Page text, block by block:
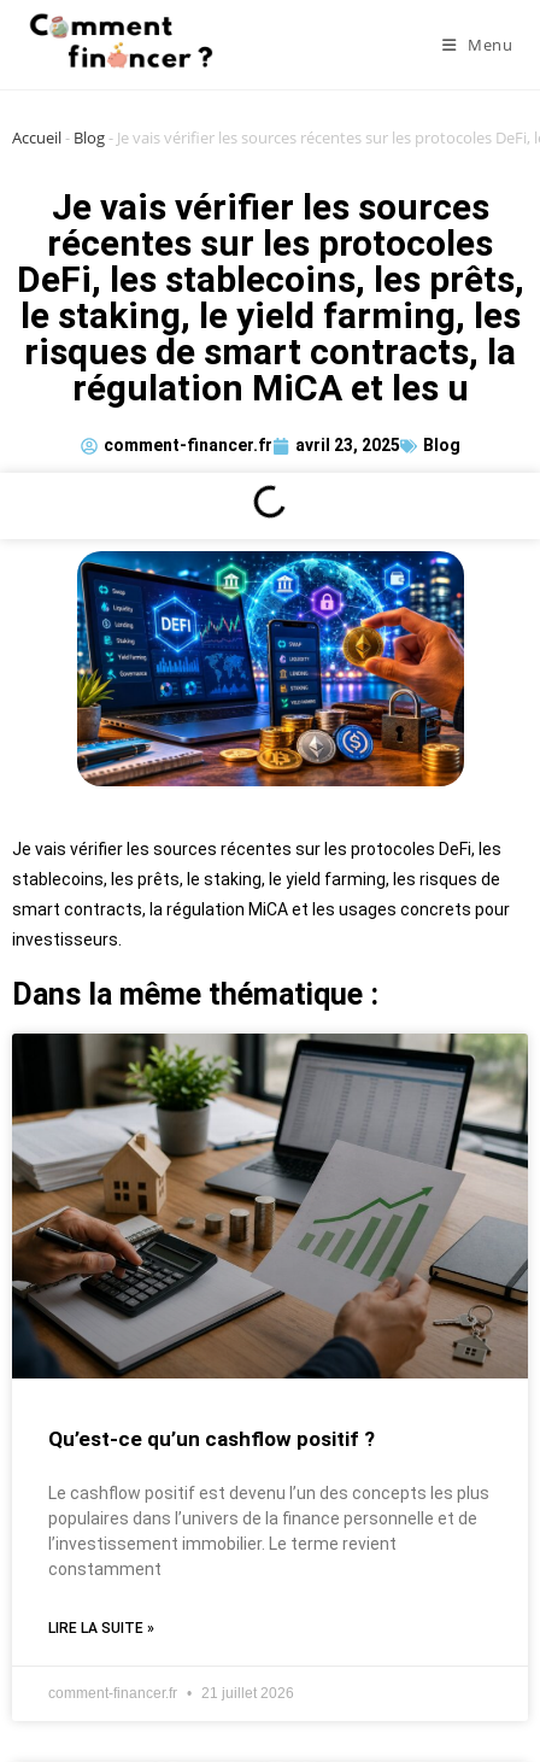
Menu
Accueil- Blog- Je vais vérifier les sources récentes sur les protocoles
Je vais vérifier les sources
récentes sur les protocoles
DeFi, les stablecoins, les prêts,
le staking, le yield farming, les
risques de smart contracts, la
régulation MiCA et les u
comment-financer.fr avril 23, 2025 Blog
Je vais vérifier les sources récentes sur les protocoles DeFi, les
stablecoins, les prêts, le staking, le yield farming, les risques de
smart contracts, la régulation MiCA et les usages concrets pour
investisseurs.
Dans la même thématique :
Qu’est-ce qu’un cashflow positif ?
Le cashflow positif est devenu l’un des concepts les plus
populaires dans l’univers de la finance personnelle et de
l’investissement immobilier. Le terme revient
constamment
LIRE LA SUITE »
comment-financer.fr 21 juillet 2026